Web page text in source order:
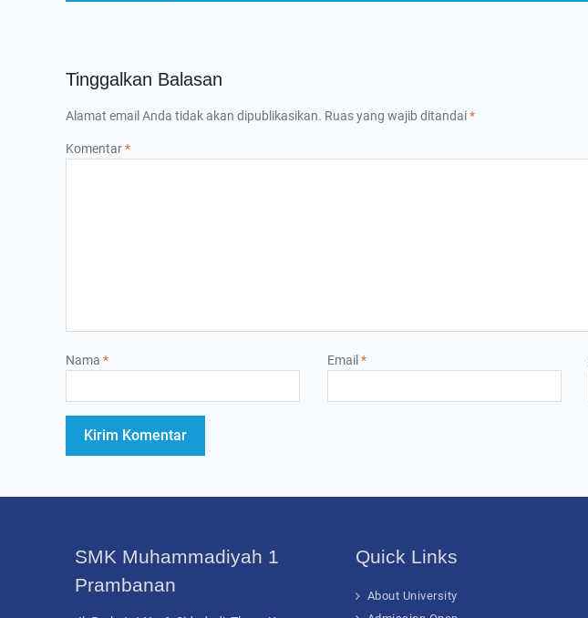
Tinggalkan Balasan
Alamat email Anda tidak akan dipublikasikan. Ruas yang wajib ditandai*
Komentar*
Nama * Email *
SMK Muhammadiyah 1
Prambanan
Quick Links
About University